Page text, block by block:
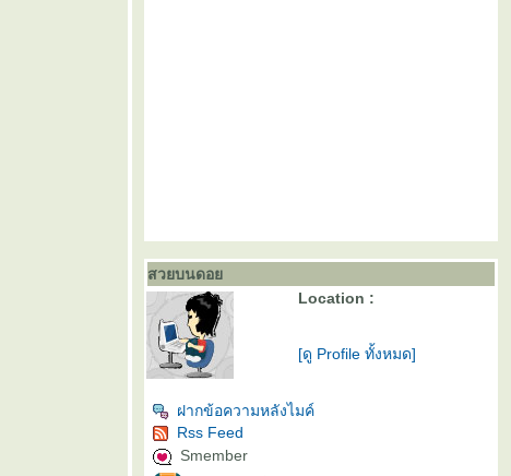
สวยบนดอ
Location :
[ดู Profile ทั้งหมด]
ฝากข้อความหลังไมค์
Rss Feed
Smember